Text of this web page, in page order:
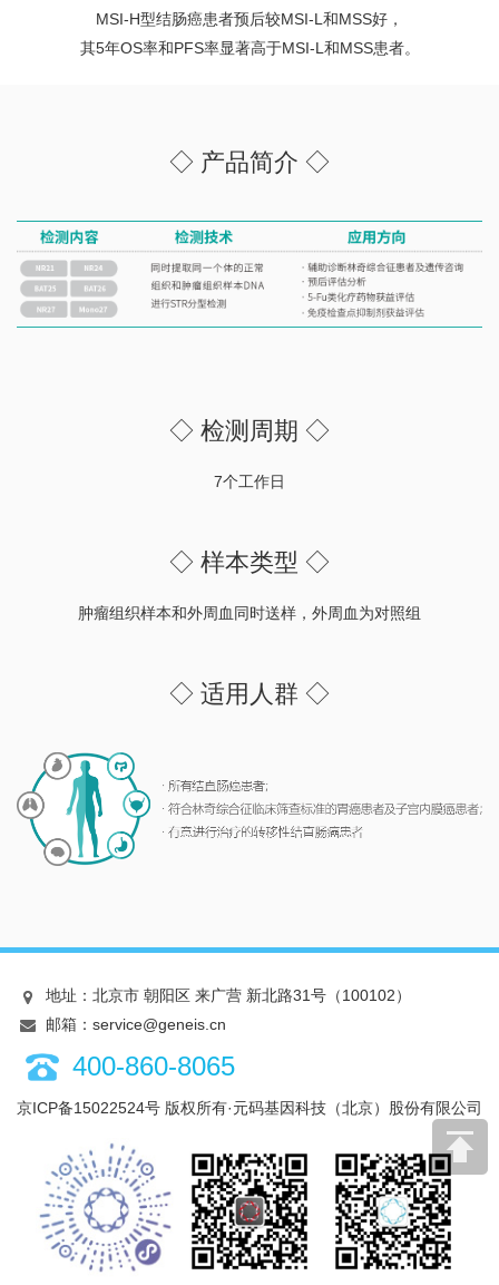
MSI-H型结肠癌患者预后较MSI-L和MSS好，
其5年OS率和PFS率显著高于MSI-L和MSS患者。
◇ 产品简介 ◇
◇ 检测周期 ◇
7个工作日
◇ 样本类型 ◇
肿瘤组织样本和外周血同时送样，外周血为对照组
◇ 适用人群 ◇
地址：北京市 朝阳区 来广营 新北路31号（100102）
邮箱：service@geneis.cn
400-860-8065
京ICP备15022524号 版权所有·元码基因科技（北京）股份有限公司